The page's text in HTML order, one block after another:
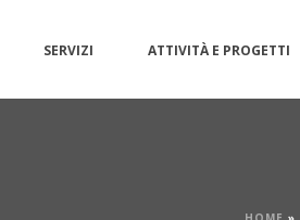
SERVIZI ATTIVITÀ E PROGETTI